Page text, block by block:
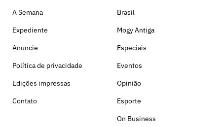
A Semana
Expediente
Anuncie
Política de privacidade
Edições impressas
Contato
Brasil
Mogy Antiga
Especiais
Eventos
Opinião
Esporte
On Business